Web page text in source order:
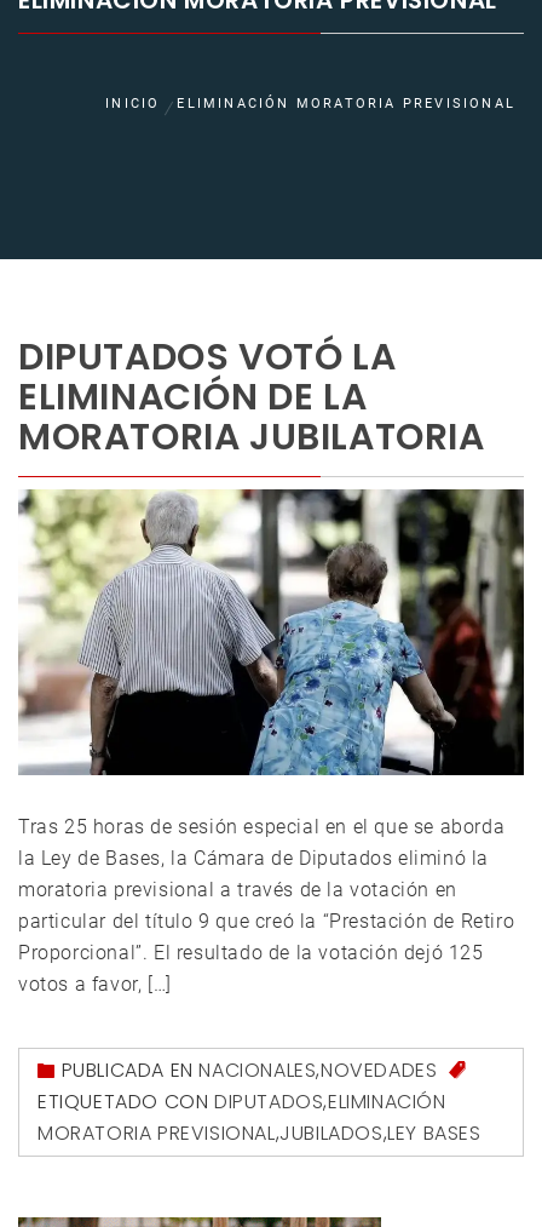
INICIO ELIMINACIÓN MORATORIA PREVISIONAL
DIPUTADOS VOTÓ LA
ELIMINACIÓN DE LA
MORATORIA JUBILATORIA
Tras 25 horas de sesión especial en el que se aborda
la Ley de Bases, la Cámara de Diputados eliminó la
moratoria previsional a través de la votación en
particular del título 9 que creó la “Prestación de Retiro
Proporcional”. El resultado de la votación dejó 125
votos a favor, […]
PUBLICADA ENNACIONALES,NOVEDADES
ETIQUETADO CON DIPUTADOS,ELIMINACIÓN
MORATORIA PREVISIONAL,JUBILADOS,LEY BASES